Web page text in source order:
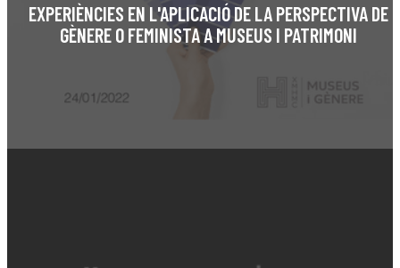
EXPERIÈNCIES EN L'APLICACIÓ DE LA PERSPECTIVA DE
GÈNERE O FEMINISTA A MUSEUS I PATRIMONI